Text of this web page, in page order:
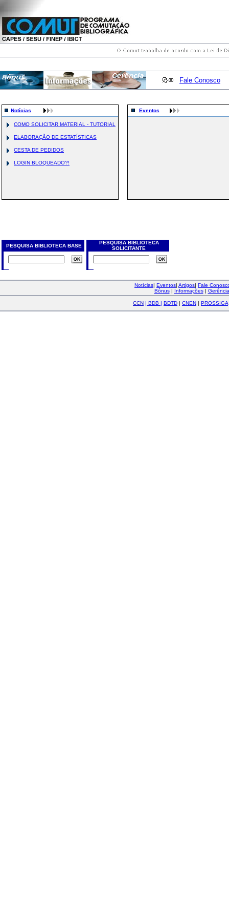
Fale Conosco
Notícias
COMO SOLICITAR MATERIAL - TUTORIAL
ELABORAÇÃO DE ESTATÍSTICAS
CESTA DE PEDIDOS
LOGIN BLOQUEADO?!
Eventos
PESQUISA BIBLIOTECA BASE
PESQUISA BIBLIOTECA
SOLICITANTE
Notícias| Eventos| Artigos| Fale
Bônus| Informações| Gerência
CCN | BDB | BDTD | CNEN | PROSSIGA